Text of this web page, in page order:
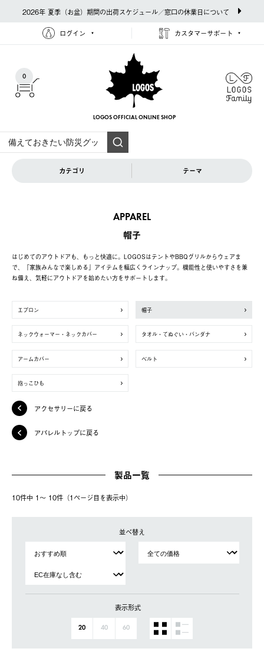
2026年 夏季（お盆）期間の出荷スケジュール／窓口の休業日について
ログイン カスタマーサポート
0
LOGOS OFFICIAL ONLINE SHOP
カテゴリ テーマ
APPAREL
帽子
はじめてのアウトドアも、もっと快適に。LOGOSはテントやBBQグリルからウェアま
で、「家族みんなで楽しめる」アイテムを幅広くラインナップ。機能性と使いやすさを兼
ね備え、気軽にアウトドアを始めたい方をサポートします。
エプロン 帽子
ネックウォーマー・ネックカバー タオル・てぬぐい・バンダナ
アームカバー ベルト
抱っこひも
アクセサリーに戻る
アパレルトップに戻る
製品一覧
10件中 1〜 10件（1ページ⽬を表⽰中）
並べ替え
表示形式
20 40 60